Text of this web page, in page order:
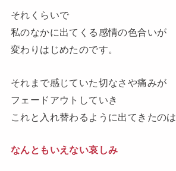
それくらいで
私のなかに出てくる感情の色合いが
変わりはじめたのです。
それまで感じていた切なさや痛みが
フェードアウトしていき
これと入れ替わるように出てきたのは
なんともいえない哀しみ